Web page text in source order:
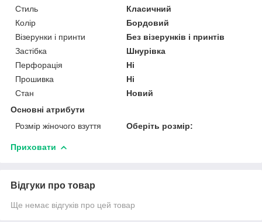
Стиль
Класичний
Колір
Бордовий
Візерунки і принти
Без візерунків і принтів
Застібка
Шнурівка
Перфорація
Ні
Прошивка
Ні
Стан
Новий
Основні атрибути
Розмір жіночого взуття
Оберіть розмір:
Приховати
Відгуки про товар
Ще немає відгуків про цей товар